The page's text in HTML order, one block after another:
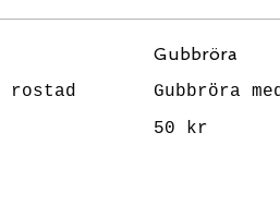
rostad
Gubbröra
Gubbröra
50 kr